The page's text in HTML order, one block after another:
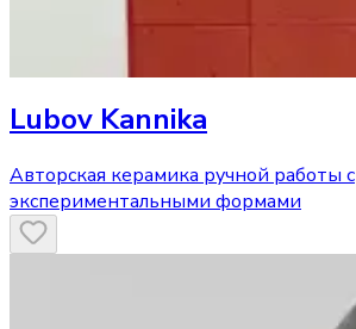
Lubov Kannika
Авторская керамика ручной работы с
экспериментальными формами